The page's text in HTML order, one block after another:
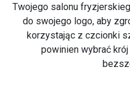
Twojego salonu
do swojego logo, aby
korzystając z czcionki
powinien wybrać